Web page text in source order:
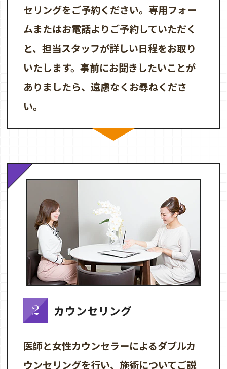
セリングをご予約ください。専用フォー
ムまたはお電話よりご予約していただく
と、担当スタッフが詳しい日程をお取り
いたします。事前にお聞きしたいことが
ありましたら、遠慮なくお尋ねくださ
い。
2 カウンセリング
医師と女性カウンセラーによるダブルカ
ウンセリングを行い、施術についてご説